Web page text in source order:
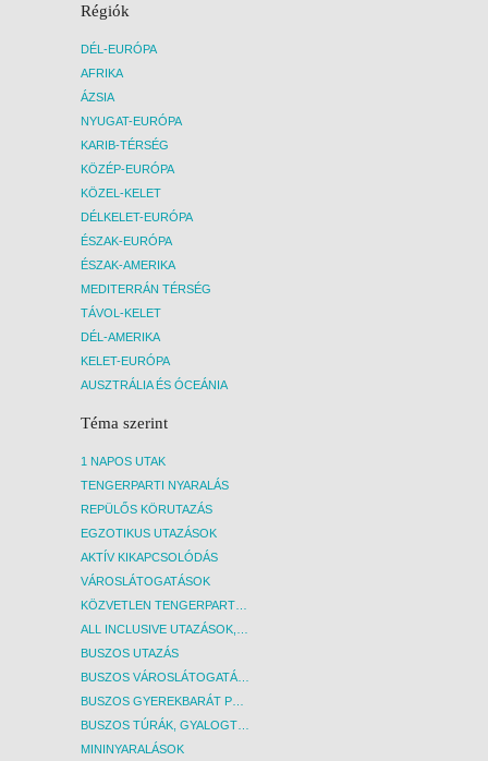
Régiók
DÉL-EURÓPA
AFRIKA
ÁZSIA
NYUGAT-EURÓPA
KARIB-TÉRSÉG
KÖZÉP-EURÓPA
KÖZEL-KELET
DÉLKELET-EURÓPA
ÉSZAK-EURÓPA
ÉSZAK-AMERIKA
MEDITERRÁN TÉRSÉG
TÁVOL-KELET
DÉL-AMERIKA
KELET-EURÓPA
AUSZTRÁLIA ÉS ÓCEÁNIA
Téma szerint
1 NAPOS UTAK
TENGERPARTI NYARALÁS
REPÜLŐS KÖRUTAZÁS
EGZOTIKUS UTAZÁSOK
AKTÍV KIKAPCSOLÓDÁS
VÁROSLÁTOGATÁSOK
BUSZOS UTAZÁS
MININYARALÁSOK